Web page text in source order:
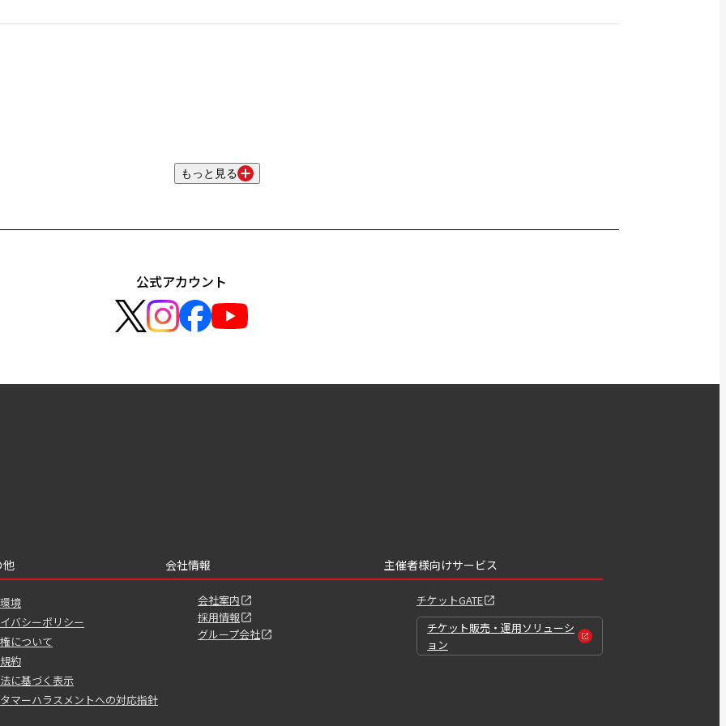
もっと見る
公式アカウント
他
境
バシーポリシー
について
約
に基づく表示
マーハラスメントへの対応指針
会社情報
会社案内
採用情報
グループ会社
主催者様向けサービス
チケットGATE
チケット販売・運用ソリューシ
ョン